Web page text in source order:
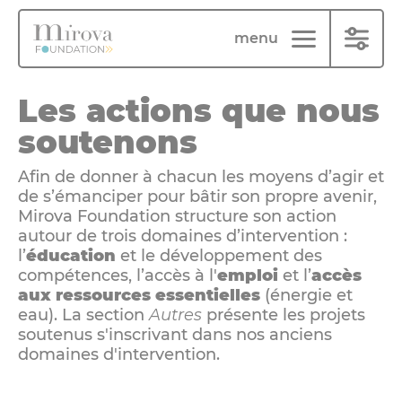
Panneau de gestion des cookies
menu
Les actions que nous
soutenons
Afin de donner à chacun les moyens d’agir et
de s’émanciper pour bâtir son propre avenir,
Mirova Foundation structure son action
autour de trois domaines d’intervention :
l’éducation et le développement des
compétences, l’accès à l'emploi et l’accès
aux ressources essentielles (énergie et
eau). La sectionAutres présente les projets
soutenus s'inscrivant dans nos anciens
domaines d'intervention.